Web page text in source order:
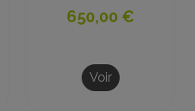
650,00 €
Voir